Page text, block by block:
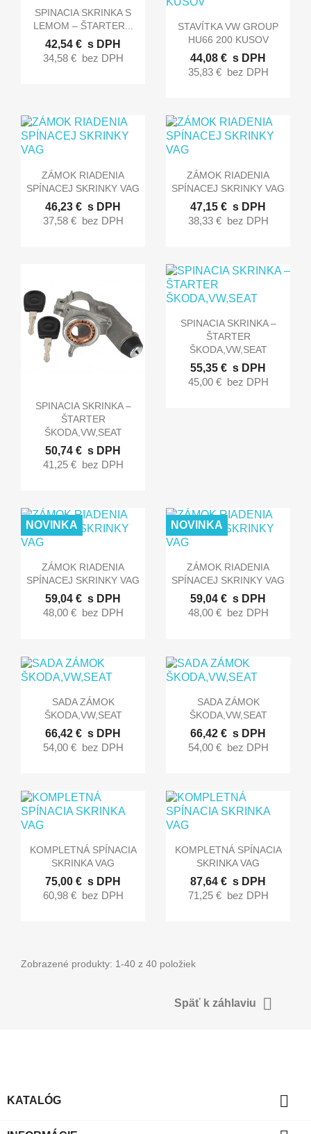
 Rýchly náhľad
SPINACIA SKRINKA S
LEMOM – ŠTARTER...
42,54 € s DPH
34,58 € bez DPH
 Rýchly náhľad
STAVÍTKA VW GROUP
HU66 200 KUSOV
44,08 € s DPH
35,83 € bez DPH
 Rýchly náhľad
ZÁMOK RIADENIA
SPÍNACEJ SKRINKY VAG
46,23 € s DPH
37,58 € bez DPH
 Rýchly náhľad
ZÁMOK RIADENIA
SPÍNACEJ SKRINKY VAG
47,15 € s DPH
38,33 € bez DPH
 Rýchly náhľad
SPINACIA SKRINKA –
ŠTARTER
ŠKODA,VW,SEAT
50,74 € s DPH
41,25 € bez DPH
 Rýchly náhľad
SPINACIA SKRINKA –
ŠTARTER
ŠKODA,VW,SEAT
55,35 € s DPH
45,00 € bez DPH
 Rýchly náhľad
ZÁMOK RIADENIA
SPÍNACEJ SKRINKY VAG
59,04 € s DPH
48,00 € bez DPH
NOVINKA
 Rýchly náhľad
ZÁMOK RIADENIA
SPÍNACEJ SKRINKY VAG
59,04 € s DPH
48,00 € bez DPH
NOVINKA
Rýchly náhľad
SADA ZÁMOK
ŠKODA,VW,SEAT
66,42 € s DPH
54,00 € bez DPH
Rýchly náhľad
SADA ZÁMOK
ŠKODA,VW,SEAT
66,42 € s DPH
54,00 € bez DPH
 Rýchly náhľad
KOMPLETNÁ SPÍNACIA
SKRINKA VAG
75,00 € s DPH
60,98 € bez DPH
 Rýchly náhľad
KOMPLETNÁ SPÍNACIA
SKRINKA VAG
87,64 € s DPH
71,25 € bez DPH
Zobrazené produkty: 1-40 z 40 položiek
Späť k záhlaviu 
KATALÓG 